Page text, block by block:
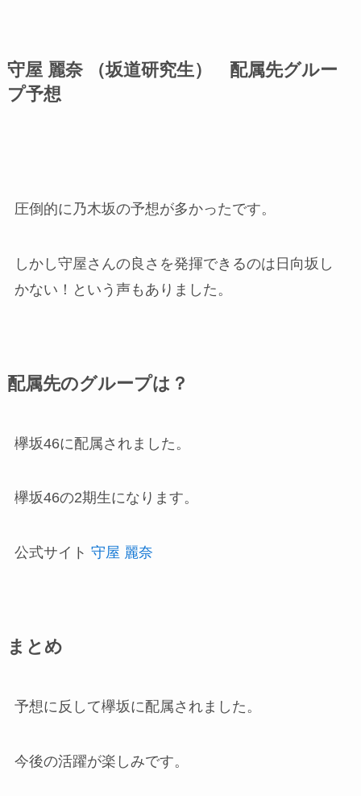
守屋 麗奈 （坂道研究生） 配属先グルー
プ予想
圧倒的に乃木坂の予想が多かったです。
しかし守屋さんの良さを発揮できるのは日向坂し
かない！という声もありました。
配属先のグループは？
欅坂46に配属されました。
欅坂46の2期生になります。
公式サイト 守屋 麗奈
まとめ
予想に反して欅坂に配属されました。
今後の活躍が楽しみです。